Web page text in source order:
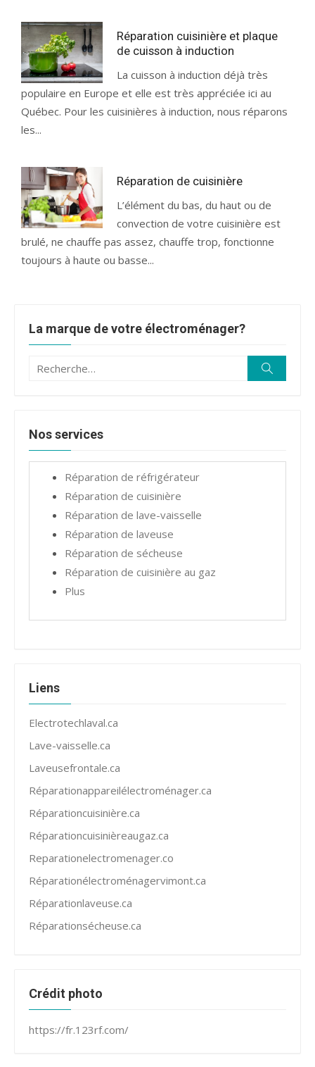
Réparation cuisinière et plaque
de cuisson à induction
La cuisson à induction déjà très
populaire en Europe et elle est très appréciée ici au
Québec. Pour les cuisinières à induction, nous réparons
les...
Réparation de cuisinière
L’élément du bas, du haut ou de
convection de votre cuisinière est
brulé, ne chauffe pas assez, chauffe trop, fonctionne
toujours à haute ou basse...
La marque de votre électroménager?
Recherche
Nos services
Réparation de réfrigérateur
Réparation de cuisinière
Réparation de lave-vaisselle
Réparation de laveuse
Réparation de sécheuse
Réparation de cuisinière au gaz
Plus
Liens
Electrotechlaval.ca
Lave-vaisselle.ca
Laveusefrontale.ca
Réparationappareilélectroménager.ca
Réparationcuisinière.ca
Réparationcuisinièreaugaz.ca
Reparationelectromenager.co
Réparationélectroménagervimont.ca
Réparationlaveuse.ca
Réparationsécheuse.ca
Crédit photo
https://fr.123rf.com/